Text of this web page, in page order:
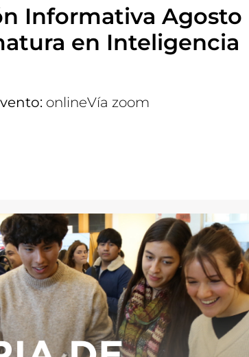
Informativa Agosto
en Inteligencia
onlineVía zoom